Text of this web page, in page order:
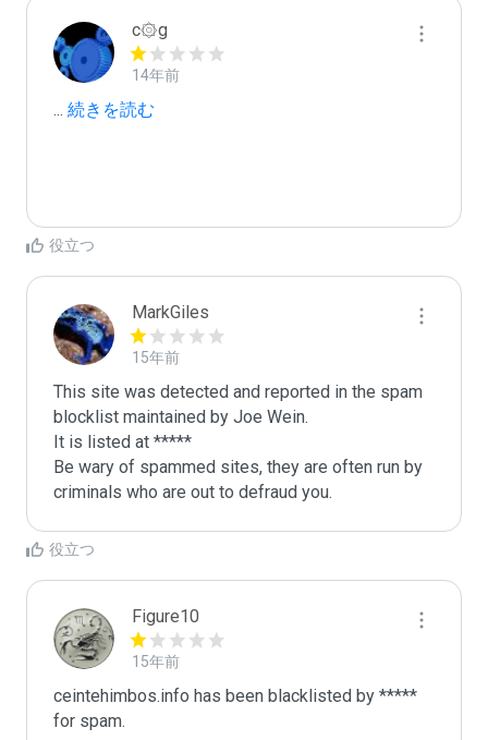
c۞g
14年前
... 続きを読む
役立つ
MarkGiles
15年前
This site was detected and reported in the spam
blocklist maintained by Joe Wein.
It is listed at *****
Be wary of spammed sites, they are often run by
criminals who are out to defraud you.
役立つ
Figure10
15年前
ceintehimbos.info has been blacklisted by *****
for spam.